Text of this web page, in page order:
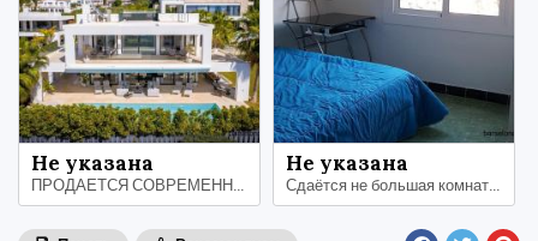
Не указана
ПРОДАЕТСЯ СОВРЕМЕННАЯ РОСКОШНАЯ ВИЛЛА В ПРЕСТИЖНОМ ЗАКРЫТОМ СООБЩЕСТВЕ
Не указана
Сдаётся не большая комната (7,5м квадратных), в тихом городке Sant Cebria de Vallalta